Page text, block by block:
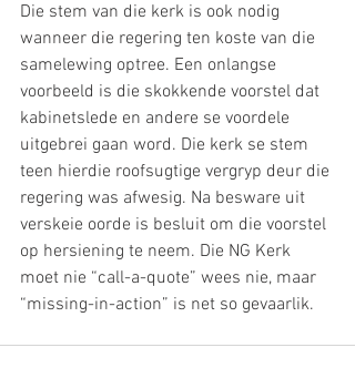
Die stem van die kerk is ook nodig
wanneer die regering ten koste van die
samelewing optree. Een onlangse
voorbeeld is die skokkende voorstel dat
kabinetslede en andere se voordele
uitgebrei gaan word. Die kerk se stem
teen hierdie roofsugtige vergryp deur die
regering was afwesig. Na besware uit
verskeie oorde is besluit om die voorstel
op hersiening te neem. Die NG Kerk
moet nie “call-a-quote” wees nie, maar
“missing-in-action” is net so gevaarlik.